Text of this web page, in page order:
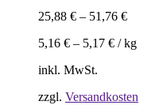
25,88 € – 51,76 €
5,16 € – 5,17 € /kg
inkl. MwSt.
zzgl. Versandkosten